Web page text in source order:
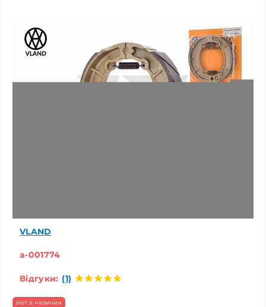
VLAND
a-001774
Відгуки: (1)
Нет в наличии